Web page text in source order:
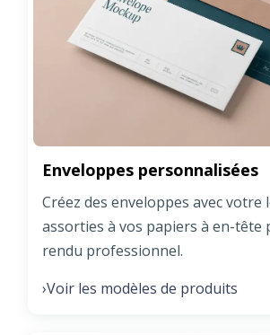
Enveloppes personnalisées
Créez des enveloppes avec votre
assorties à vos papiers à en-tête
rendu professionnel.
›Voir les modèles de produits